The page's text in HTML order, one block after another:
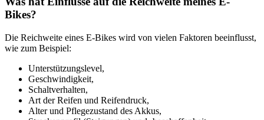
Bikes?
Die Reichweite eines E-Bikes wird von vielen Faktoren beeinflusst,
wie zum Beispiel:
Unterstützungslevel,
Geschwindigkeit,
Schaltverhalten,
Art der Reifen und Reifendruck,
Alter und Pflegezustand des Akkus,